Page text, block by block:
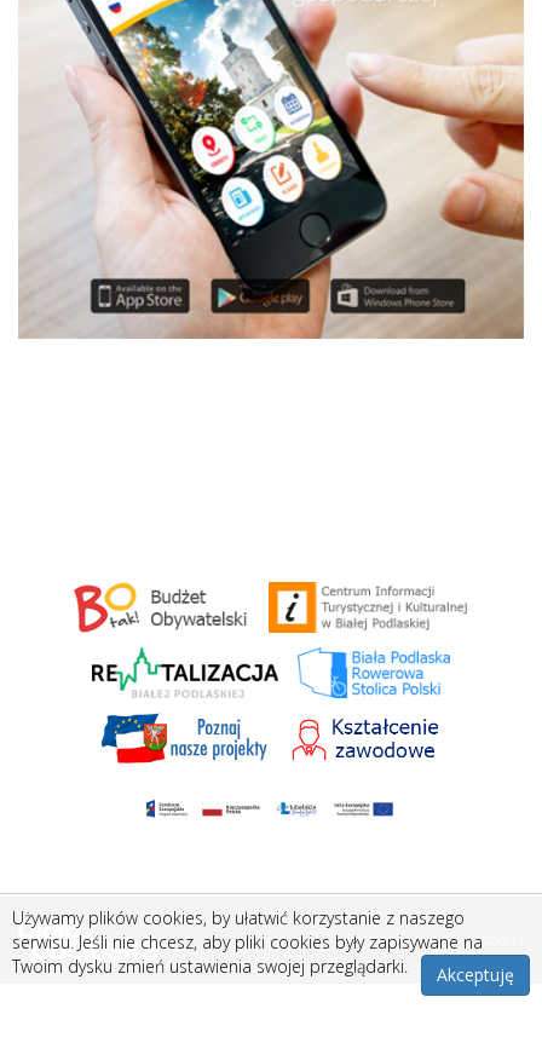
Stworzone przezAmistad.pl
Używamy plików cookies, by ułatwić korzystanie z naszego
serwisu. Jeśli nie chcesz, aby pliki cookies były zapisywane na
Twoim dysku zmień ustawienia swojej przeglądarki.
Akceptuję